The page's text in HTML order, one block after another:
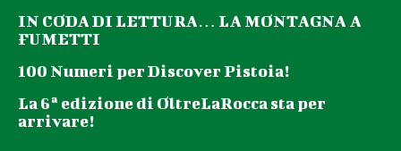
IN CODA DI LETTURA… LA MONTAGNA A
FUMETTI
100 Numeri per Discover Pistoia!
La 6ª edizione di OltreLaRocca sta per
arrivare!